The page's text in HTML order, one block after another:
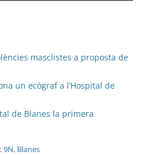
masclistes a proposta de
un ecògraf a l’Hospital de
de Blanes la primera
9N, Blanes